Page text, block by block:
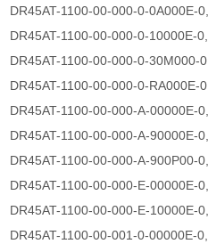
DR45AT-1100-00-000-0-0A000E-0,
DR45AT-1100-00-000-0-10000E-0,
DR45AT-1100-00-000-0-30M000-0,
DR45AT-1100-00-000-0-RA000E-0,
DR45AT-1100-00-000-A-00000E-0,
DR45AT-1100-00-000-A-90000E-0,
DR45AT-1100-00-000-A-900P00-0,
DR45AT-1100-00-000-E-00000E-0,
DR45AT-1100-00-000-E-10000E-0,
DR45AT-1100-00-001-0-00000E-0,